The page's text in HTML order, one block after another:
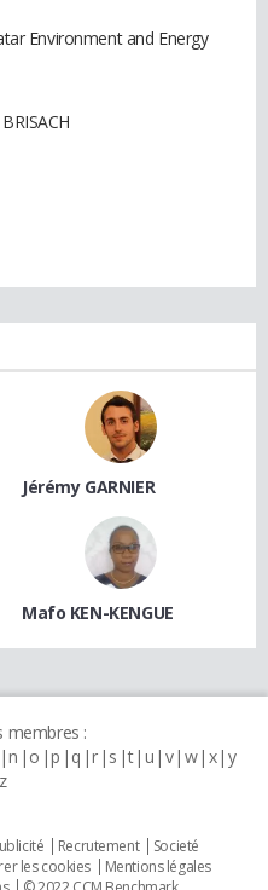
Environment and Energy
Jérémy GARNIER
Mafo KEN-KENGUE
membres :
n o p q r s t u v w x y
z
Recrutement
Societé
les cookies
Mentions légales